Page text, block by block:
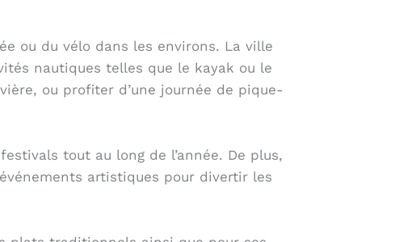
ou du vélo dans les environs. La ville
nautiques telles que le kayak ou le
ou profiter d’une journée de pique-
tout au long de l’année. De plus,
artistiques pour divertir les